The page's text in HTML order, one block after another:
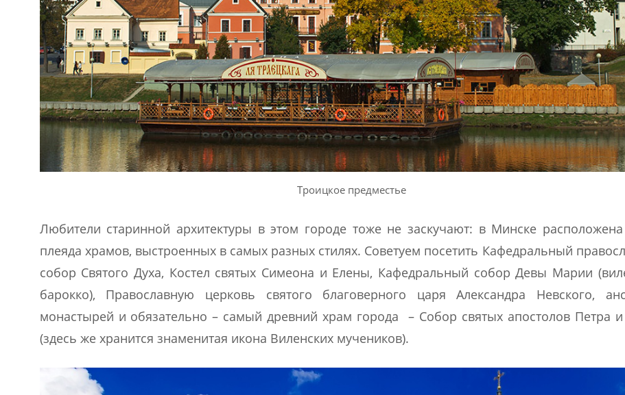
Троицкое предместье
Любители старинной архитектуры в этом городе тоже не заскучают: в Минске
плеяда храмов, выстроенных в самых разных стилях. Советуем посетить Кафедральный
собор Святого Духа, Костел святых Симеона и Елены, Кафедральный собор Девы Марии
барокко), Православную церковь святого благоверного царя Александра Невского,
монастырей и обязательно – самый древний храм города – Собор святых апостолов Петра
(здесь же хранится знаменитая икона Виленских мучеников).